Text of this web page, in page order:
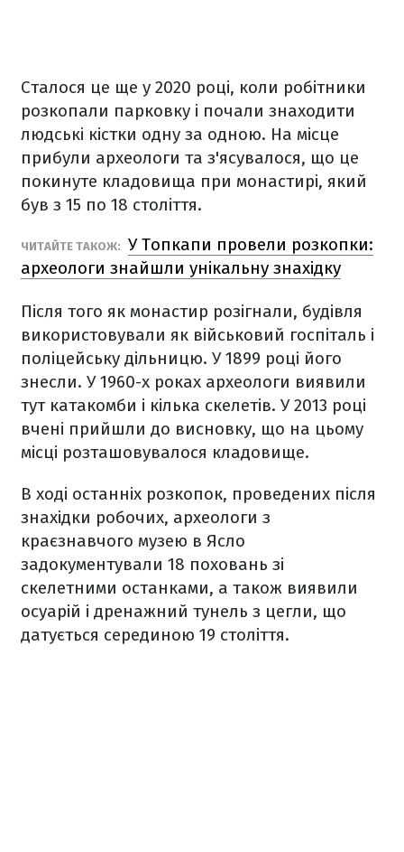
Сталося це ще у 2020 році, коли робітники
розкопали парковку і почали знаходити
людські кістки одну за одною. На місце
прибули археологи та з'ясувалося, що це
покинуте кладовища при монастирі, який
був з 15 по 18 століття.
ЧИТАЙТЕ ТАКОЖ: У Топкапи провели розкопки:
археологи знайшли унікальну знахідку
Після того як монастир розігнали, будівля
використовували як військовий госпіталь і
поліцейську дільницю. У 1899 році його
знесли. У 1960-х роках археологи виявили
тут катакомби і кілька скелетів. У 2013 році
вчені прийшли до висновку, що на цьому
місці розташовувалося кладовище.
В ході останніх розкопок, проведених після
знахідки робочих, археологи з
краєзнавчого музею в Ясло
задокументували 18 поховань зі
скелетними останками, а також виявили
осуарій і дренажний тунель з цегли, що
датується серединою 19 століття.